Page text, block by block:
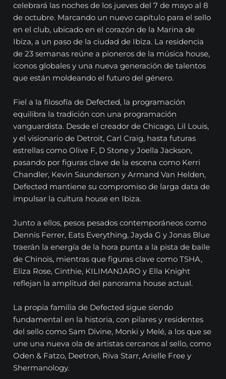
celebrará las noches de los jueves del 7 de mayo al 8
de octubre. Marcando un nuevo capítulo para el sello
en el club, ubicado en el corazón de la Marina de
Ibiza, a un paso de la ciudad de Ibiza. La residencia
de 23 semanas reúne a pioneros de la música house,
iconos globales y una nueva generación de talentos
que están moldeando el futuro del género.
Fiel a la filosofía de Defected, la programación
equilibra la tradición con una programación
vanguardista. Desde el creador de Chicago, Lil Louis,
y el visionario de Detroit, Carl Craig, hasta futuras
estrellas como Olive F, D Stone y Joella Jackson,
pasando por figuras clave de la escena como Kerri
Chandler, Kevin Saunderson y Armand Van Helden,
Defected mantiene su compromiso de larga data de
impulsar la cultura house en Ibiza.
Junto a ellos, pesos pesados ​​contemporáneos como
Dennis Ferrer, Eats Everything, Jayda G y Jonas Blue
traerán la energía de la hora punta a la pista de baile
de Chinois, mientras que figuras clave como TSHA,
Eliza Rose, Cinthie, KILIMANJARO y Ella Knight
reflejan la amplitud del panorama house actual.
La propia familia de Defected sigue siendo
fundamental en la historia, con pilares y residentes
del sello como Sam Divine, Monki y Melé, a los que se
une una nueva ola de artistas cercanos al sello, como
Oden & Fatzo, Deetron, Riva Starr, Arielle Free y
Shermanology.